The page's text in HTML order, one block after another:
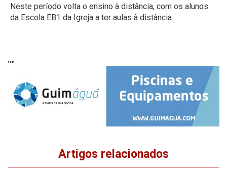
Neste período volta o ensino à distância, com os alunos
da Escola EB1 da Igreja a ter aulas à distância.
Pub
Artigos relacionados